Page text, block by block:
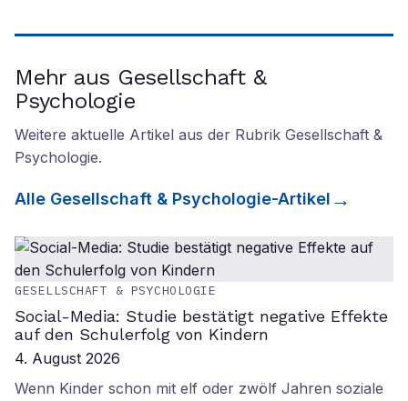
Mehr aus Gesellschaft &
Psychologie
Weitere aktuelle Artikel aus der Rubrik Gesellschaft &
Psychologie.
Alle Gesellschaft & Psychologie-Artikel
GESELLSCHAFT & PSYCHOLOGIE
Social-Media: Studie bestätigt negative Effekte
auf den Schulerfolg von Kindern
4. August 2026
Wenn Kinder schon mit elf oder zwölf Jahren soziale